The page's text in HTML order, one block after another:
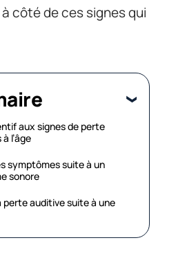
côté de ces signes qui
aux signes de perte
l’âge
symptômes suite à un
sonore
auditive suite à une